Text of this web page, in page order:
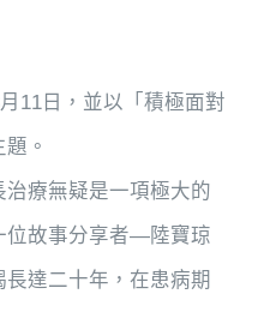
11日，並以「積極面對
。
療無疑是一項極大的
位故事分享者—陸寶琼
長達二十年，在患病期